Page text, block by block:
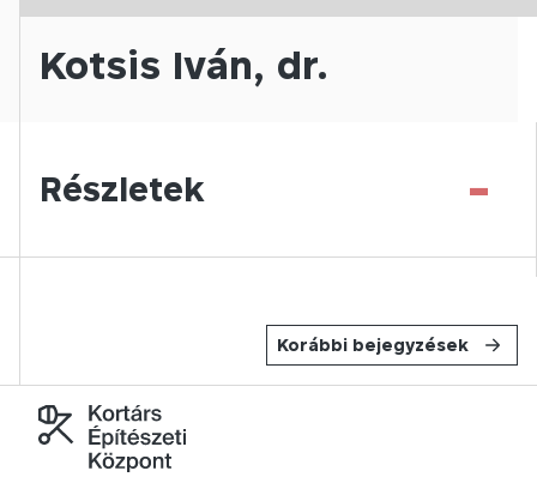
Kotsis Iván, dr.
Részletek -
Korábbi bejegyzések